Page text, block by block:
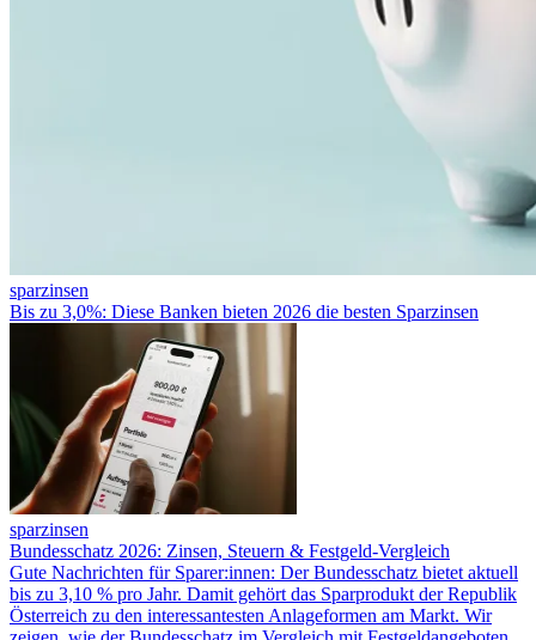
sparzinsen
Bis zu 3,0%: Diese Banken bieten 2026 die besten Sparzinsen
sparzinsen
Bundesschatz 2026: Zinsen, Steuern & Festgeld-Vergleich
Gute Nachrichten für Sparer:innen: Der Bundesschatz bietet aktuell
bis zu 3,10 % pro Jahr. Damit gehört das Sparprodukt der Republik
Österreich zu den interessantesten Anlageformen am Markt. Wir